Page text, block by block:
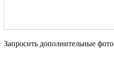
Запросить дополнительные фото